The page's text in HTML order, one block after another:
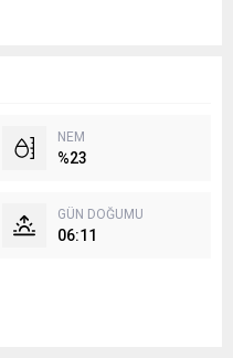
NEM
%23
GÜN DOĞUMU
06:11